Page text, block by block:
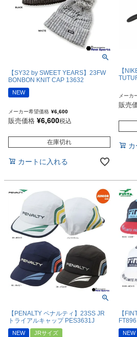
【SY32 by SWEET YEARS】23FW
BONBON KNIT CAP 13632
NEW
メーカー希望価格 ¥6,600
販売価格 ¥6,600税込
在庫切れ
カートに入れる
【
メーカ
販売
【PENALTY ペナルティ】23SS JR
トライアルキャップ PES3631J
NEW JRサイズ
【
NEW